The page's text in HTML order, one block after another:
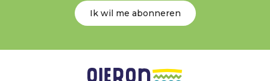
Ik wil me abonneren